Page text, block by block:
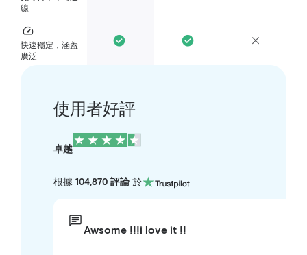
線
快速穩定，涵蓋
廣泛
使用者好評
卓越
根據 104,870 評論於
Awsome !!!i love it !!